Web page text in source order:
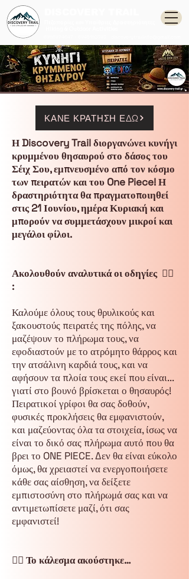
ΚΑΝΕ ΚΡΑΤΗΣΗ ΕΔΩ
Η Discovery Trail διοργανώνει κυνήγι
κρυμμένου θησαυρού στο δάσος του
Σέιχ Σου, εμπνευσμένο από τον κόσμο
των πειρατών και του One Piece! Η
δραστηριότητα θα πραγματοποιηθεί
στις 21 Ιουνίου, ημέρα Κυριακή και
μπορούν να συμμετάσχουν μικροί και
μεγάλοι φίλοι.
Ακολουθούν αναλυτικά οι οδηγίες 🏴‍☠️
:
Καλούμε όλους τους θρυλικούς και
ξακουστούς πειρατές της πόλης, να
μαζέψουν το πλήρωμα τους, να
εφοδιαστούν με το ατρόμητο θάρρος και
την ατσάλινη καρδιά τους, και να
αφήσουν τα πλοία τους εκεί που είναι...
γιατί στο βουνό βρίσκεται ο θησαυρός!
Πειρατικοί γρίφοι θα σας δοθούν,
φυσικές προκλήσεις θα εμφανιστούν,
και μαζεύοντας όλα τα στοιχεία, ίσως να
είναι το δικό σας πλήρωμα αυτό που θα
βρει το ONE PIECE. Δεν θα είναι εύκολο
όμως, θα χρειαστεί να ενεργοποιήσετε
κάθε σας αίσθηση, να δείξετε
εμπιστοσύνη στο πλήρωμά σας και να
αντιμετωπίσετε μαζί, ότι σας
εμφανιστεί!
🏴‍☠️ Το κάλεσμα ακούστηκε…